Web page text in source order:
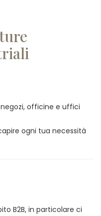
officine e uffici
ogni tua necessità
B2B, in particolare ci